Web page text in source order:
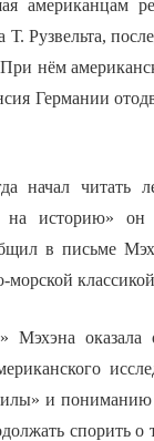
американцам
Рузвельта,
При нём
Германии
начал читать
историю» он
в письме
Мэхэна оказала
и
спорить о